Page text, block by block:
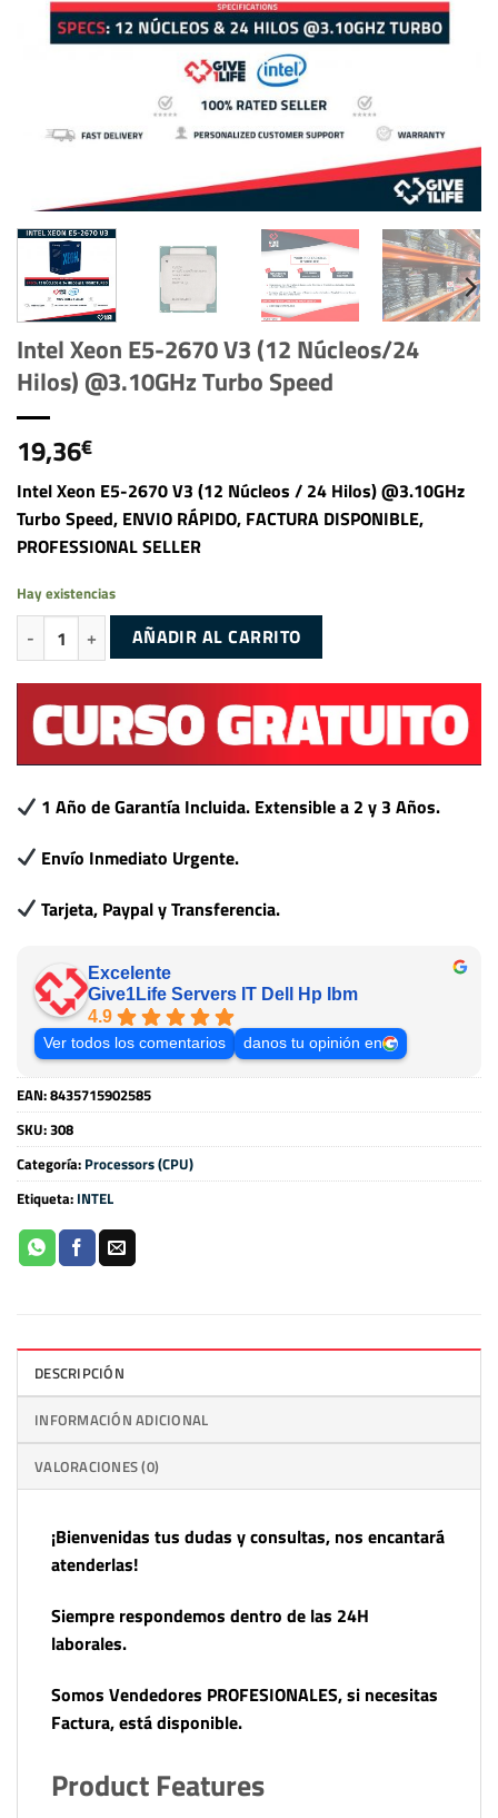
Intel Xeon E5-2670 V3 (12 Núcleos/24
Hilos) @3.10GHz Turbo Speed
19,36€
Intel Xeon E5-2670 V3 (12 Núcleos / 24 Hilos) @3.10GHz
Turbo Speed, ENVIO RÁPIDO, FACTURA DISPONIBLE,
PROFESSIONAL SELLER
Hay existencias
Intel Xeon E5-2670 V3 (12 Núcleos/24 Hilos) @3.10GHz Turbo Speed
AÑADIR AL CARRITO
1 Año de Garantía Incluida. Extensible a 2 y 3 Años.
Envío Inmediato Urgente.
Tarjeta, Paypal y Transferencia.
Excelente
Give1Life Servers IT Dell Hp Ibm
4.9
Ver todos los comentarios danos tu opinión en
EAN:8435715902585
SKU:308
Categoría: Processors (CPU)
Etiqueta: INTEL
DESCRIPCIÓN
INFORMACIÓN ADICIONAL
VALORACIONES (0)
¡Bienvenidas tus dudas y consultas, nos encantará
atenderlas!
Siempre respondemos dentro de las 24H
laborales.
Somos Vendedores PROFESIONALES, si necesitas
Factura, está disponible.
Product Features